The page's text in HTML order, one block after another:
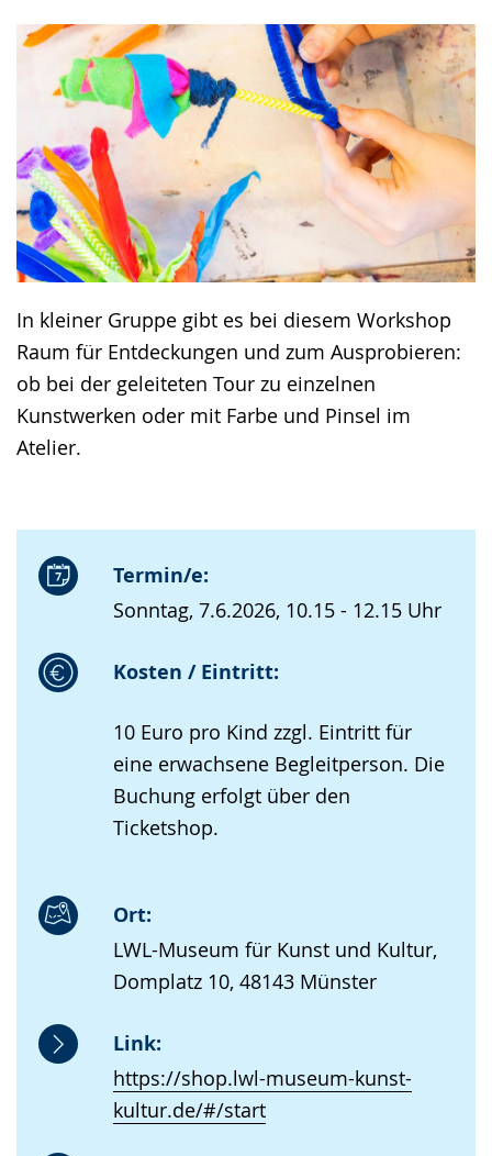
In kleiner Gruppe gibt es bei diesem Workshop
Raum für Entdeckungen und zum Ausprobieren:
ob bei der geleiteten Tour zu einzelnen
Kunstwerken oder mit Farbe und Pinsel im
Atelier.
Termin/e:
Sonntag, 7.6.2026, 10.15 - 12.15 Uhr
Kosten / Eintritt:
10 Euro pro Kind zzgl. Eintritt für
eine erwachsene Begleitperson. Die
Buchung erfolgt über den
Ticketshop.
Ort:
LWL-Museum für Kunst und Kultur,
Domplatz 10, 48143 Münster
Link:
https://shop.lwl-museum-kunst-
kultur.de/#/start